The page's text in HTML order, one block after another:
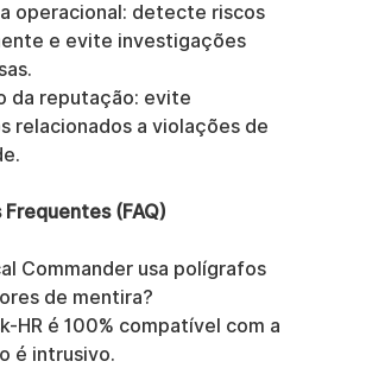
operacional: detecte riscos
e evite investigações
da reputação: evite
relacionados a violações de
(FAQ)
Commander usa polígrafos
de mentira?
HR é 100% compatível com a
é intrusivo.